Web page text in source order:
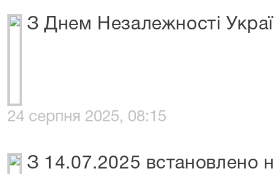
З Днем Незалежності
24 серпня 2025, 08:15
З 14.07.2025 встановлено